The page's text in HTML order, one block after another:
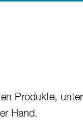
Produkte, unter
Hand.